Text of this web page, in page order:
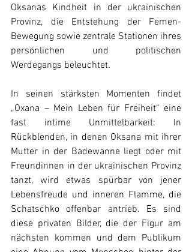
Oksanas Kindheit in der ukrainischen
Provinz, die Entstehung der Femen-
Bewegung sowie zentrale Stationen ihres
persönlichen und politischen
Werdegangs beleuchtet.
In seinen stärksten Momenten findet
„Oxana – Mein Leben für Freiheit“ eine
fast intime Unmittelbarkeit: In
Rückblenden, in denen Oksana mit ihrer
Mutter in der Badewanne liegt oder mit
Freundinnen in der ukrainischen Provinz
tanzt, wird etwas spürbar von jener
Lebensfreude und inneren Flamme, die
Schatschko offenbar antrieb. Es sind
diese privaten Bilder, die der Figur am
nächsten kommen und dem Publikum